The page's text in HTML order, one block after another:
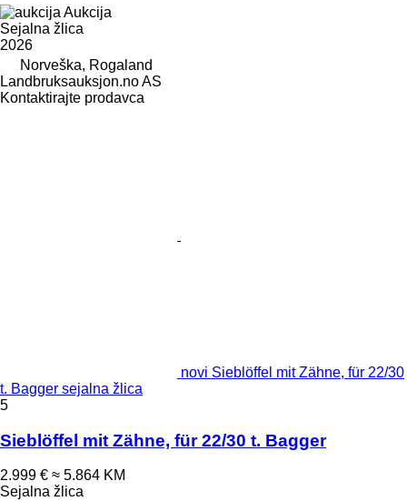
Aukcija
Sejalna žlica
2026
Norveška, Rogaland
Landbruksauksjon.no AS
Kontaktirajte prodavca
novi Sieblöffel mit Zähne, für 22/30
t. Bagger sejalna žlica
5
Sieblöffel mit Zähne, für 22/30 t. Bagger
2.999 € ≈ 5.864 KM
Sejalna žlica